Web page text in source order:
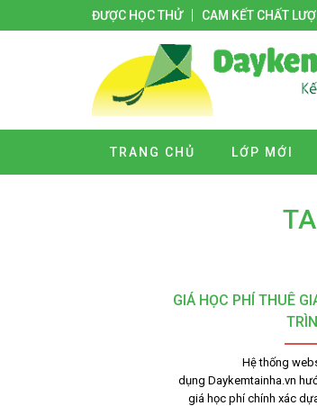
ĐƯỢC HỌC THỬ CAM KẾT CHẤT
TRANG CHỦ LỚP MỚI
GIÁ HỌC PHÍ THUÊ
Hệ thống
dụng Daykemtainha.vn
giá học phí chính xác